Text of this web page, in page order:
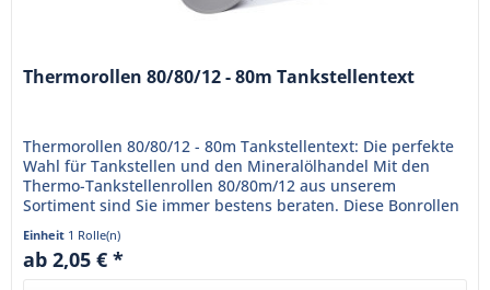
Thermorollen 80/80/12 - 80m Tankstellentext
Thermorollen 80/80/12 - 80m Tankstellentext: Die perfekte
Wahl für Tankstellen und den Mineralölhandel Mit den
Thermo-Tankstellenrollen 80/80m/12 aus unserem
Sortiment sind Sie immer bestens beraten. Diese Bonrollen
sind bereits mit...
Einheit 1 Rolle(n)
ab 2,05 € *